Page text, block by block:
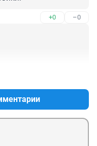
+0 –0